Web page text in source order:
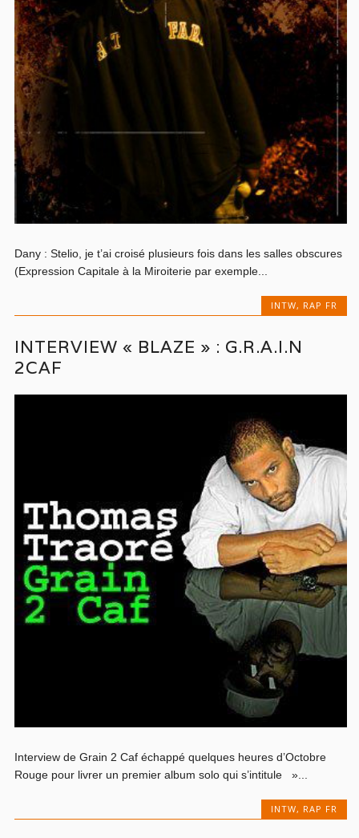
Dany : Stelio, je t’ai croisé plusieurs fois dans les salles obscures
(Expression Capitale à la Miroiterie par exemple...
INTW, RAP FR
INTERVIEW « BLAZE » : G.R.A.I.N
2CAF
Interview de Grain 2 Caf échappé quelques heures d’Octobre
Rouge pour livrer un premier album solo qui s’intitule »...
INTW, RAP FR